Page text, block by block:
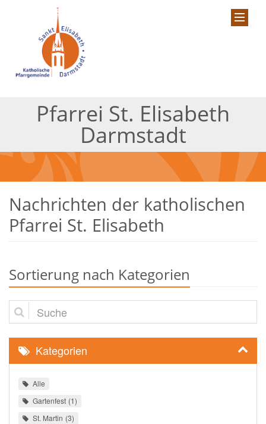
Pfarrei St. Elisabeth
Darmstadt
Nachrichten der katholischen
Pfarrei St. Elisabeth
Sortierung nach Kategorien
Suche
Kategorien
Alle
Gartenfest 1
St. Martin 3